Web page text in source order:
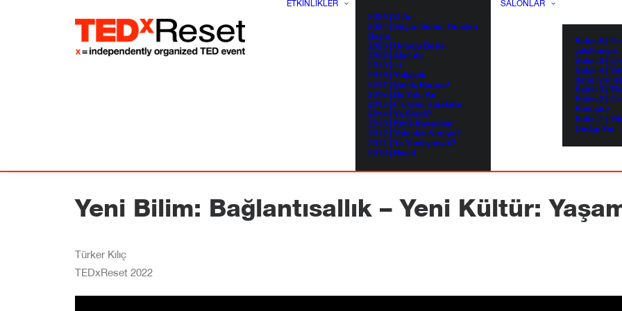
ETKINLIKLER
2025 | O An
2024 | Seçim Senin, Yeniden
Başla.
2023 | Umudu Besle
2022 | Alan Aç
2019 | +1
2018 | Yol(a)çık
2017 | Şimdi, Burada!
2016 | Bir Yolu Var
2015 | Fikirden Harekete
2014 | Ya Şimdi?
2013 | Kritik Kavşaklar
2012 | Yolculuk Nereye?
2011 | Ya Yanılıyorsak?
2010 | Reset
SALONLAR
Salon 6 |
şekilleniyor.
Salon 5 |
Salon 4 |
daha iyisi
Salon 3 |
Salon 2 |
Konuştur
Salon 1 |
Dediği Yer
Yeni Bilim: Bağlantısallık – Yeni Kültür:
Türker Kılıç
TEDxReset 2022